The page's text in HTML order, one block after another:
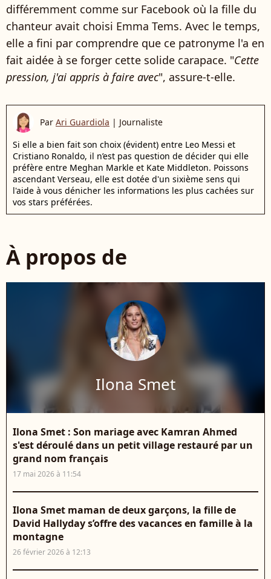
différemment comme sur Facebook où la fille du
chanteur avait choisi Emma Tems. Avec le temps,
elle a fini par comprendre que ce patronyme l'a en
fait aidée à se forger cette solide carapace. "Cette
pression, j'ai appris à faire avec", assure-t-elle.
Par Ari Guardiola | Journaliste
Si elle a bien fait son choix (évident) entre Leo Messi et
Cristiano Ronaldo, il n’est pas question de décider qui elle
préfère entre Meghan Markle et Kate Middleton. Poissons
ascendant Verseau, elle est dotée d'un sixième sens qui
l'aide à vous dénicher les informations les plus cachées sur
vos stars préférées.
À propos de
Ilona Smet
Ilona Smet : Son mariage avec Kamran Ahmed
s'est déroulé dans un petit village restauré par un
grand nom français
17 mai 2026 à 11:54
Ilona Smet maman de deux garçons, la fille de
David Hallyday s’offre des vacances en famille à la
montagne
26 février 2026 à 12:13